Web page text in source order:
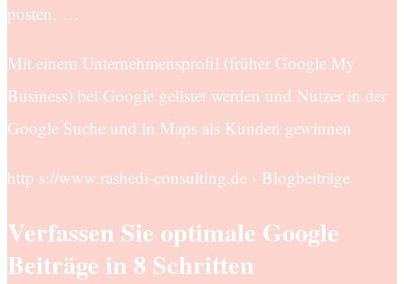
posten, …
Mit einem Unternehmensprofil (früher Google My
Business) bei Google gelistet werden und Nutzer in der
Google Suche und in Maps als Kunden gewinnen
http s://www.rashedi-consulting.de › Blogbeiträge
Verfassen Sie optimale Google
Beiträge in 8 Schritten